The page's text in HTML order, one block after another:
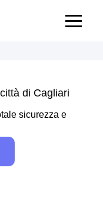
di Cagliari
sicurezza e